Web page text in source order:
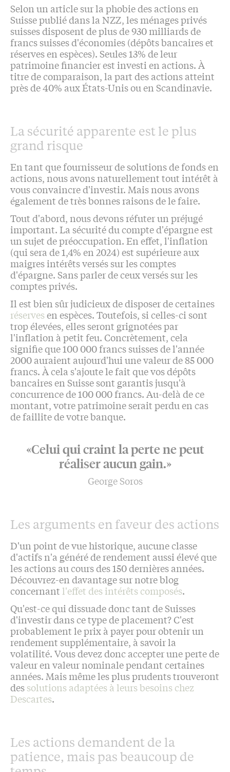
Selon un article sur la phobie des actions en
Suisse publié dans la NZZ, les ménages privés
suisses disposent de plus de 930 milliards de
francs suisses d'économies (dépôts bancaires et
réserves en espèces). Seules 13% de leur
patrimoine financier est investi en actions. À
titre de comparaison, la part des actions atteint
près de 40% aux États-Unis ou en Scandinavie.
La sécurité apparente est le plus
grand risque
En tant que fournisseur de solutions de fonds en
actions, nous avons naturellement tout intérêt à
vous convaincre d'investir. Mais nous avons
également de très bonnes raisons de le faire.
Tout d'abord, nous devons réfuter un préjugé
important. La sécurité du compte d'épargne est
un sujet de préoccupation. En effet, l'inflation
(qui sera de 1,4% en 2024) est supérieure aux
maigres intérêts versés sur les comptes
d'épargne. Sans parler de ceux versés sur les
comptes privés.
Il est bien sûr judicieux de disposer de certaines
réservesen espèces. Toutefois, si celles-ci sont
trop élevées, elles seront grignotées par
l'inflation à petit feu. Concrètement, cela
signifie que 100 000 francs suisses de l'année
2000 auraient aujourd'hui une valeur de 85 000
francs. À cela s'ajoute le fait que vos dépôts
bancaires en Suisse sont garantis jusqu'à
concurrence de 100 000 francs. Au-delà de ce
montant, votre patrimoine serait perdu en cas
de faillite de votre banque.
«Celui qui craint la perte ne peut
réaliser aucun gain.»
George Soros
Les arguments en faveur des actions
D'un point de vue historique, aucune classe
d'actifs n'a généré de rendement aussi élevé que
les actions au cours des 150 dernières années.
Découvrez-en davantage sur notre blog
concernant l'effet des intérêts composés.
Qu'est-ce qui dissuade donc tant de Suisses
d'investir dans ce type de placement? C'est
probablement le prix à payer pour obtenir un
rendement supplémentaire, à savoir la
volatilité. Vous devez donc accepter une perte de
valeur en valeur nominale pendant certaines
années. Mais même les plus prudents trouveront
dessolutions adaptées à leurs besoins chez
Descartes.
Les actions demandent de la
patience, mais pas beaucoup de